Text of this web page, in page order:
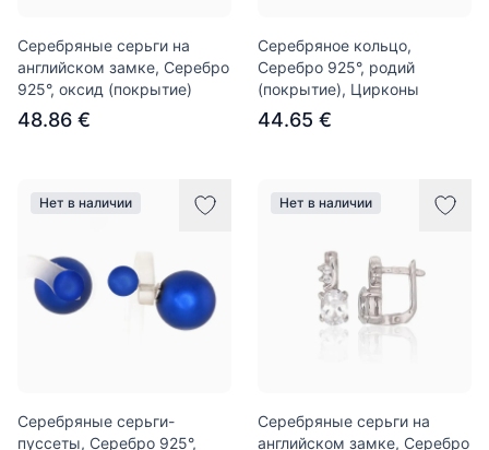
Серебряные серьги на
английском замке, Серебро
925°, оксид (покрытие)
48.86 €
Серебряное кольцо,
Серебро 925°, родий
(покрытие), Цирконы
44.65 €
Нет в наличии
Серебряные серьги-
пуссеты, Серебро 925°,
Нет в наличии
Серебряные серьги на
английском замке, Серебро